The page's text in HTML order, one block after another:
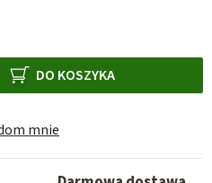
DO KOSZYKA
mnie